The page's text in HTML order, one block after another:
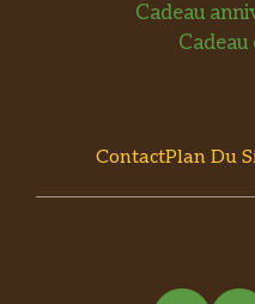
Cadeau
ContactPlan Du